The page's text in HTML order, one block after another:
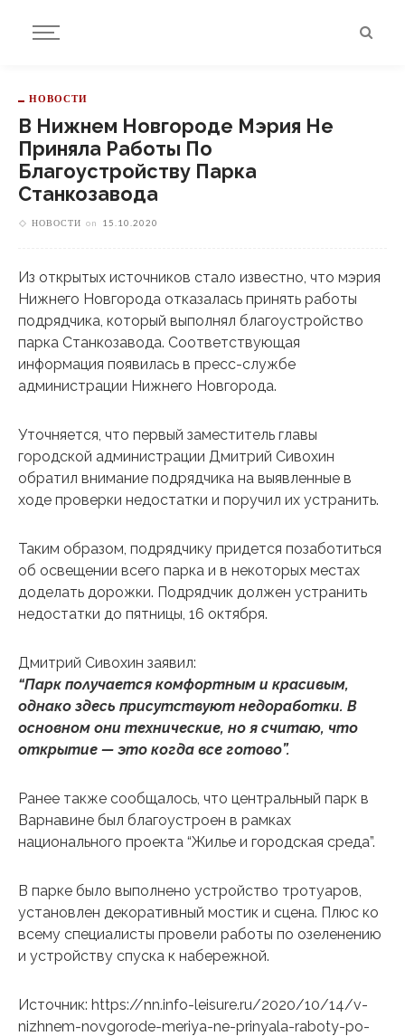
НОВОСТИ
В Нижнем Новгороде Мэрия Не
Приняла Работы По
Благоустройству Парка
Станкозавода
НОВОСТИ on 15.10.2020
Из открытых источников стало известно, что мэрия
Нижнего Новгорода отказалась принять работы
подрядчика, который выполнял благоустройство
парка Станкозавода. Соответствующая
информация появилась в пресс-службе
администрации Нижнего Новгорода.
Уточняется, что первый заместитель главы
городской администрации Дмитрий Сивохин
обратил внимание подрядчика на выявленные в
ходе проверки недостатки и поручил их устранить.
Таким образом, подрядчику придется позаботиться
об освещении всего парка и в некоторых местах
доделать дорожки. Подрядчик должен устранить
недостатки до пятницы, 16 октября.
Дмитрий Сивохин заявил:
“Парк получается комфортным и красивым,
однако здесь присутствуют недоработки. В
основном они технические, но я считаю, что
открытие — это когда все готово”.
Ранее также сообщалось, что центральный парк в
Варнавине был благоустроен в рамках
национального проекта “Жилье и городская среда”.
В парке было выполнено устройство тротуаров,
установлен декоративный мостик и сцена. Плюс ко
всему специалисты провели работы по озеленению
и устройству спуска к набережной.
Источник: https://nn.info-leisure.ru/2020/10/14/v-
nizhnem-novgorode-meriya-ne-prinyala-raboty-po-